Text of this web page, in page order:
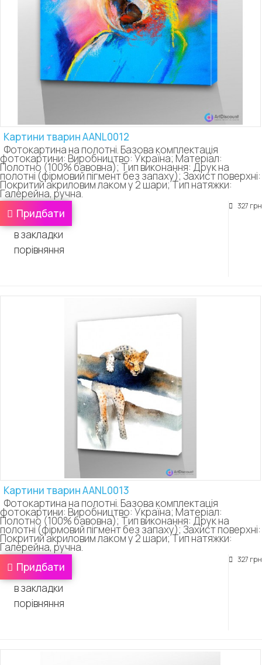
Картини тварин AANL0012
Фотокартина на полотні. Базова комплектація
фотокартини: Виробництво: Україна; Матеріал:
Полотно (100% бавовна); Тип виконання: Друк на
полотні (фірмовий пігмент без запаху); Захист поверхні:
Покритий акриловим лаком у 2 шари; Тип натяжки:
Галерейна, ручна.
327 грн
Придбати
в закладки
порівняння
Картини тварин AANL0013
Фотокартина на полотні. Базова комплектація
фотокартини: Виробництво: Україна; Матеріал:
Полотно (100% бавовна); Тип виконання: Друк на
полотні (фірмовий пігмент без запаху); Захист поверхні:
Покритий акриловим лаком у 2 шари; Тип натяжки:
Галерейна, ручна.
327 грн
Придбати
в закладки
порівняння